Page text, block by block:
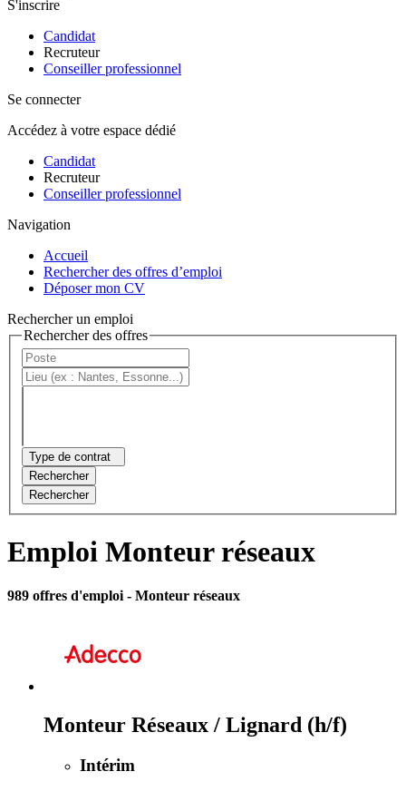
S'inscrire
Candidat
Recruteur
Conseiller professionnel
Se connecter
Accédez à votre espace dédié
Candidat
Recruteur
Conseiller professionnel
Navigation
Accueil
Rechercher des offres d’emploi
Déposer mon CV
Rechercher un emploi
Rechercher des offres
Type de contrat
Rechercher
Rechercher
Emploi Monteur réseaux
989 offres d'emploi - Monteur réseaux
Monteur Réseaux / Lignard (h/f)
Intérim